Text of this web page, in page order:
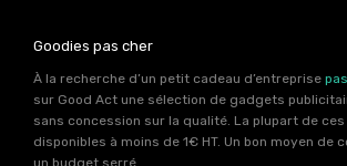
Goodies pas cher
À la recherche d’un petit cadeau d’entreprise
sur Good Act une sélection de gadgets
sans concession sur la qualité. La plupart de
disponibles à moins de 1€ HT. Un bon moyen de